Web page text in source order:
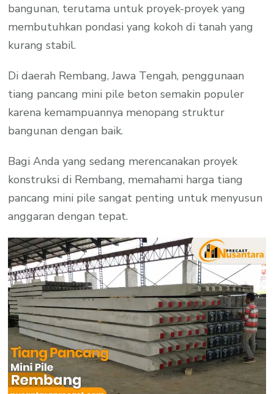
bangunan, terutama untuk proyek-proyek yang
membutuhkan pondasi yang kokoh di tanah yang
kurang stabil.
Di daerah Rembang, Jawa Tengah, penggunaan
tiang pancang mini pile beton semakin populer
karena kemampuannya menopang struktur
bangunan dengan baik.
Bagi Anda yang sedang merencanakan proyek
konstruksi di Rembang, memahami harga tiang
pancang mini pile sangat penting untuk menyusun
anggaran dengan tepat.